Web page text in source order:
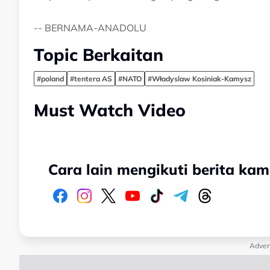
-- BERNAMA-ANADOLU
Topic Berkaitan
#poland #tentera AS #NATO #Władyslaw Kosiniak-Kamysz
Must Watch Video
Cara lain mengikuti berita